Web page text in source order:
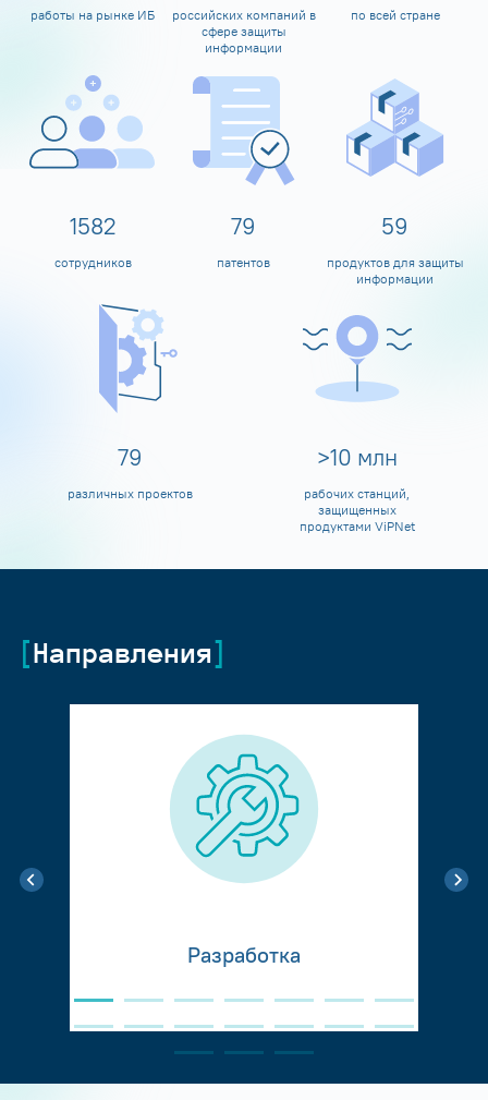
работы на рынке ИБ
российских компаний в
сфере защиты
информации
по всей стране
1600
сотрудников
80
патентов
60
продуктов для защиты
информации
80
различных проектов
>10 млн
рабочих станций,
защищенных
продуктами ViPNet
Направления
Разработка